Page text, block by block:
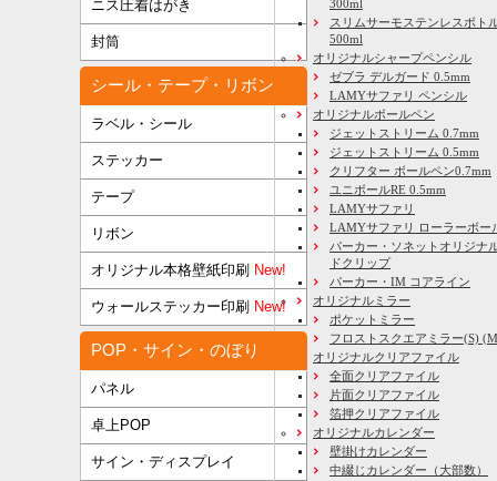
ニス圧着はがき
封筒
シール・テープ・リボン
ラベル・シール
ステッカー
テープ
リボン
オリジナル本格壁紙印刷 New!
ウォールステッカー印刷 New!
POP・サイン・のぼり
パネル
卓上POP
サイン・ディスプレイ
300ml
スリムサーモステンレスボト
500ml
オリジナルシャープペンシル
ゼブラ デルガード 0.5mm
LAMYサファリ ペンシル
オリジナルボールペン
ジェットストリーム 0.7mm
ジェットストリーム 0.5mm
クリフター ボールペン0.7mm
ユニボールRE 0.5mm
LAMYサファリ
LAMYサファリ ローラーボー
パーカー・ソネットオリジナ
ドクリップ
パーカー・IM コアライン
オリジナルミラー
ポケットミラー
フロストスクエアミラー(S)
オリジナルクリアファイル
全面クリアファイル
片面クリアファイル
箔押クリアファイル
オリジナルカレンダー
壁掛けカレンダー
中綴じカレンダー（大部数）